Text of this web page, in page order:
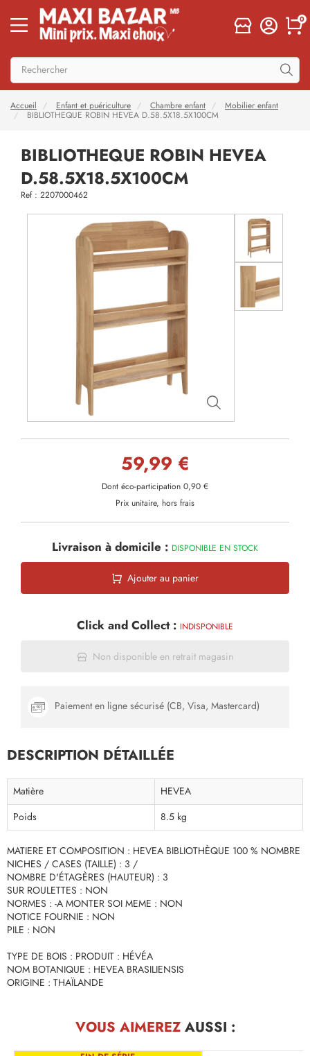
0
Accueil Enfant et puériculture Chambre enfant
Mobilier enfant
BIBLIOTHEQUE ROBIN HEVEA D.58.5X18.5X100CM
BIBLIOTHEQUE ROBIN HEVEA
D.58.5X18.5X100CM
Ref : 2207000462
59,99 €
Dont éco-participation 0,90 €
Prix unitaire, hors frais
Livraison à domicile : DISPONIBLE EN STOCK
Ajouter au panier
Click and Collect : INDISPONIBLE
Non disponible en retrait magasin
Paiement en ligne sécurisé (CB, Visa, Mastercard)
DESCRIPTION DÉTAILLÉE
Matière
HEVEA
Poids
8.5 kg
MATIERE ET COMPOSITION : HEVEA BIBLIOTHÈQUE 100 % NOMBRE
NICHES / CASES (TAILLE) : 3 /
NOMBRE D'ÉTAGÈRES (HAUTEUR) : 3
SUR ROULETTES : NON
NORMES : -A MONTER SOI MEME : NON
NOTICE FOURNIE : NON
PILE : NON
TYPE DE BOIS : PRODUIT : HÉVÉA
NOM BOTANIQUE : HEVEA BRASILIENSIS
ORIGINE : THAÏLANDE
VOUS AIMEREZAUSSI :